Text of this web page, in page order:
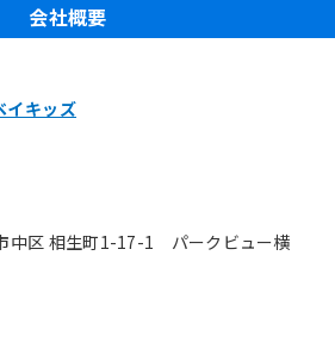
会社概要
イキッズ
中区 相生町1-17-1 パークビュー横